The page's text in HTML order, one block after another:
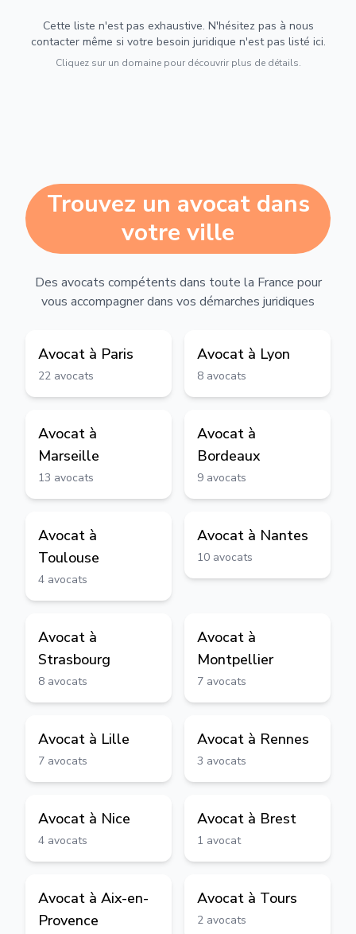
Cette liste n'est pas exhaustive. N'hésitez pas à nous
contacter même si votre besoin juridique n'est pas listé ici.
Cliquez sur un domaine pour découvrir plus de détails.
Trouvez un avocat dans
votre ville
Des avocats compétents dans toute la France pour
vous accompagner dans vos démarches juridiques
Avocat à Paris
22 avocats
Avocat à Lyon
8 avocats
Avocat à
Marseille
13 avocats
Avocat à
Bordeaux
9 avocats
Avocat à
Toulouse
4 avocats
Avocat à Nantes
10 avocats
Avocat à
Strasbourg
8 avocats
Avocat à
Montpellier
7 avocats
Avocat à Lille
7 avocats
Avocat à Rennes
3 avocats
Avocat à Nice
4 avocats
Avocat à Brest
1 avocat
Avocat à Aix-en-
Provence
Avocat à Tours
2 avocats